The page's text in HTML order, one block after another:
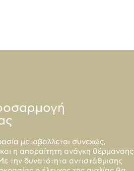
μεταβάλλεται συνεχώς,
και η απαραίτητη ανάγκη θέρμανσης
την δυνατότητα αντιστάθμισης